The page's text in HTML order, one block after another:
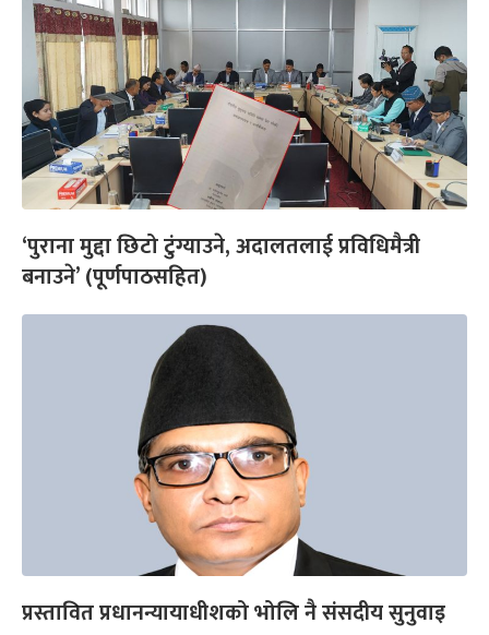
‘पुराना मुद्दा छिटो टुंग्याउने, अदालतलाई प्रविधिमैत्री
बनाउने’ (पूर्णपाठसहित)
प्रस्तावित प्रधानन्यायाधीशको भोलि नै संसदीय सुनुवाइ